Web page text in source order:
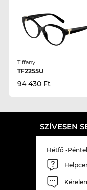
Tiffany
TF2255U
94 430 Ft
SZÍVESEN
Hétfő -